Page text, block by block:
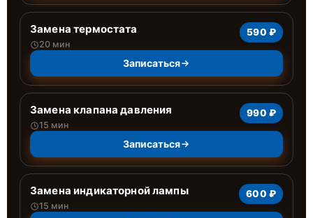
Замена термостата
20 мин
590 ₽
Записаться
Замена клапана давления
15 мин
990 ₽
Записаться
Замена индикаторной лампы
15 мин
600 ₽